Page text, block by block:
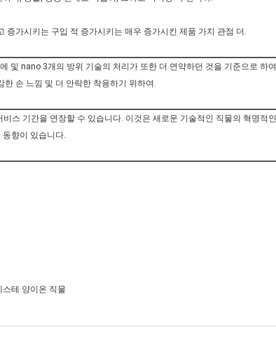
증가시키는 구입 적 증가시키는 매우 증가시킨 제품 가치 관점 더.
및 nano 3개의 방위 기술의 처리가 또한 더 연약하던 것을 기준으로 하여
손 느낌 및 더 안락한 착용하기 위하여.
스 기간을 연장할 수 있습니다. 이것은 새로운 기술적인 직물의 혁명적인
향이 있습니다.
스테 양이온 직물